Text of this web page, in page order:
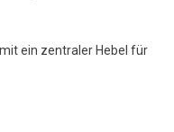
ein zentraler Hebel für